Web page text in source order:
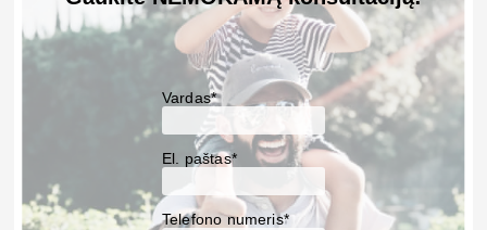
Vardas*
El. paštas*
Telefono numeris*